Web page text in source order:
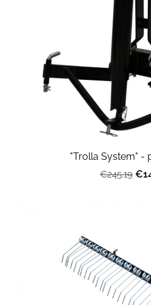
"Trolla System" -
€245.19